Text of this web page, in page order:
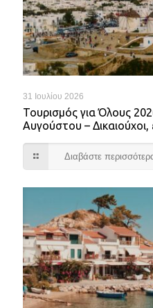
31 Ιουλίου 2026
Τουρισμός για Όλους
Αυγούστου – Δικαιούχοι,
Διαβάστε